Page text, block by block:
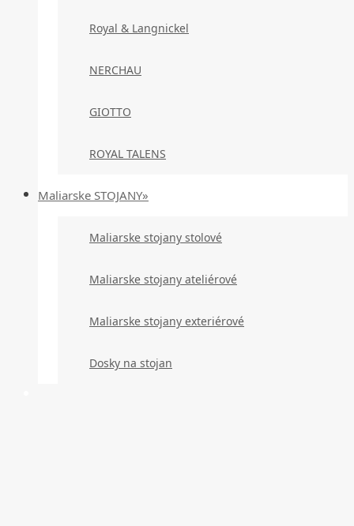
Royal & Langnickel
NERCHAU
GIOTTO
ROYAL TALENS
Maliarske STOJANY»
Maliarske stojany stolové
Maliarske stojany ateliérové
Maliarske stojany exteriérové
Dosky na stojan